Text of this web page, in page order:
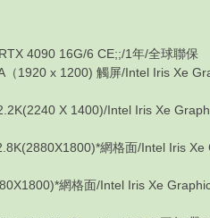
4090 16G/6 CE;;/1年/全球聯保
x 1200) 觸屏/Intel Iris Xe
X 1400)/Intel Iris Xe
網格面/Intel Iris Xe
網格面/Intel Iris Xe